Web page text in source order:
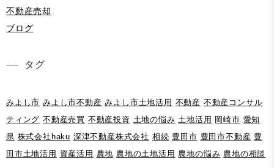
不動産売却
ブログ
タグ
みよし市 みよし市不動産 みよし市土地活用 不動産 不動産コンサル
ティング 不動産売買 不動産投資 土地の悩み 土地活用 岡崎市 愛知
県 株式会社haku 深津不動産株式会社 相続 豊田市 豊田市不動産 豊
田市土地活用 資産活用 農地 農地の土地活用 農地の悩み 農地の相談